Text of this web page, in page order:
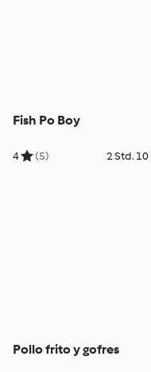
Fish Po Boy
4 (5) 2 Std.
Pollo frito y gofres